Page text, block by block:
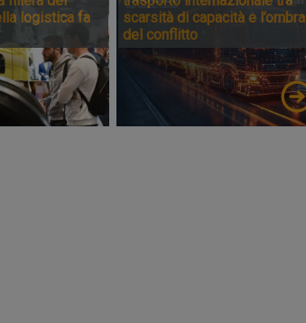
logistica fa
scarsità di capacità e l’ombra
del conflitto